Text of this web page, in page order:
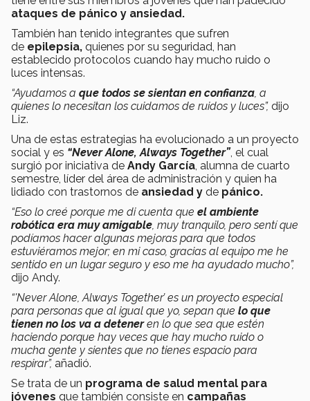
ataques de pánico y ansiedad.
También han tenido integrantes que sufren
de epilepsia, quienes por su seguridad, han
establecido protocolos cuando hay mucho ruido o
luces intensas.
“Ayudamos a que todos se sientan en confianza, a
quienes lo necesitan los cuidamos de ruidos y luces”, dijo
Liz.
Una de estas estrategias ha evolucionado a un proyecto
social y es “Never Alone, Always Together”, el cual
surgió por iniciativa de Andy García, alumna de cuarto
semestre, líder del área de administración y quien ha
lidiado con trastornos de ansiedad y de pánico.
“Eso lo creé porque me di cuenta que el ambiente
robótica era muy amigable, muy tranquilo, pero sentí que
podíamos hacer algunas mejoras para que todos
estuviéramos mejor; en mi caso, gracias al equipo me he
sentido en un lugar seguro y eso me ha ayudado mucho”,
dijo Andy.
“'Never Alone, Always Together’ es un proyecto especial
para personas que al igual que yo, sepan que lo que
tienen no los va a deteneren lo que sea que estén
haciendo porque hay veces que hay mucho ruido o
mucha gente y sientes que no tienes espacio para
respirar”, añadió.
Se trata de un programa de salud mental para
jóvenes que también consiste en campañas